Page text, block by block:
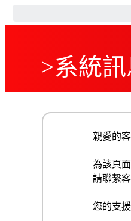
>系統訊
親愛的
為該頁
請聯繫
您的支